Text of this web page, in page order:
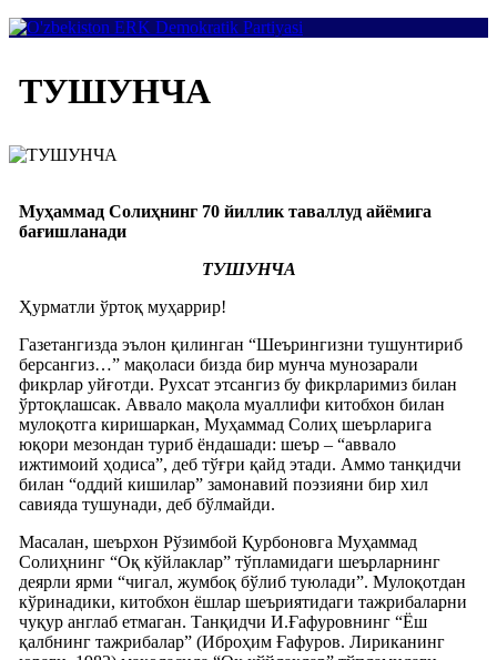
ТУШУНЧА
Муҳаммад Солиҳнинг 70 йиллик таваллуд айёмига
бағишланади
ТУШУНЧА
Ҳурматли ўртоқ муҳаррир!
Газетангизда эълон қилинган “Шеърингизни тушунтириб
берсангиз…” мақоласи бизда бир мунча мунозарали
фикрлар уйғотди. Рухсат этсангиз бу фикрларимиз билан
ўртоқлашсак. Аввало мақола муаллифи китобхон билан
мулоқотга киришаркан, Муҳаммад Солиҳ шеърларига
юқори мезондан туриб ёндашади: шеър – “аввало
ижтимоий ҳодиса”, деб тўғри қайд этади. Аммо танқидчи
билан “оддий кишилар” замонавий поэзияни бир хил
савияда тушунади, деб бўлмайди.
Масалан, шеърхон Рўзимбой Қурбоновга Муҳаммад
Солиҳнинг “Оқ кўйлаклар” тўпламидаги шеърларнинг
деярли ярми “чигал, жумбоқ бўлиб туюлади”. Мулоқотдан
кўринадики, китобхон ёшлар шеъриятидаги тажрибаларни
чуқур англаб етмаган. Танқидчи И.Ғафуровнинг “Ёш
қалбнинг тажрибалар” (Иброҳим Ғафуров. Лириканинг